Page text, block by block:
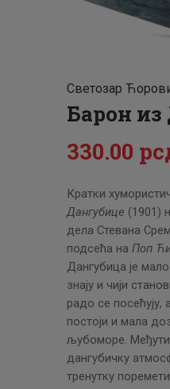
ЦЕНОВНИК
Светозар
Барон
330.00
Кратки
Дангубице (1901)
дела Стевана
подсећа на Поп
Дангубица је
знају и чији
радо се посећују,
постоји и мала
љубоморе.
дангубичку
тренутку